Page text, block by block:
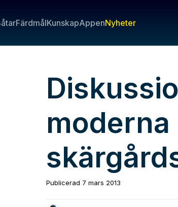
FärdmålKunskapAppenNyheter
moderna
Publicerad 7 mars 2013